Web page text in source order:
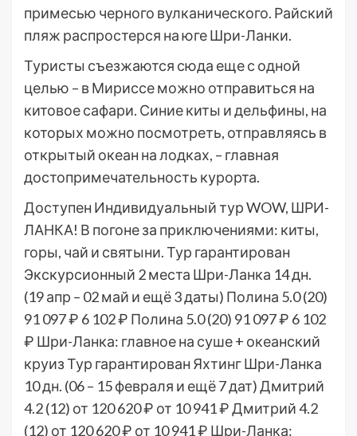
примесью черного вулканического. Райский
пляж распростерся на юге Шри-Ланки.
Туристы съезжаются сюда еще с одной
целью – в Мириссе можно отправиться на
китовое сафари. Синие киты и дельфины, на
которых можно посмотреть, отправляясь в
открытый океан на лодках, – главная
достопримечательность курорта.
Доступен Индивидуальный турWOW, ШРИ-
ЛАНКА! В погоне за приключениями: киты,
горы, чай и святыни. Тур гарантирован
Экскурсионный 2 места Шри-Ланка 14 дн.
(19 апр – 02 май и ещё 3 даты) Полина 5.0(20)
91 097 ₽ 6 102 ₽ Полина 5.0(20) 91 097 ₽ 6 102
₽ Шри-Ланка: главное на суше + океанский
круиз Тур гарантирован Яхтинг Шри-Ланка
10 дн. (06 – 15 февраля и ещё 7 дат)Дмитрий
4.2(12) от 120 620 ₽ от 10 941 ₽Дмитрий 4.2
(12) от 120 620 ₽ от 10 941 ₽ Шри-Ланка: